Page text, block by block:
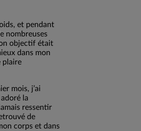
et pendant
nombreuses
objectif était
dans mon
plaire
mois, j’ai
la
ressentir
de
corps et dans